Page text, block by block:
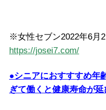
※女性セブン2022年6月
https://josei7.com/
●シニアにおすすすめ年
ぎて働くと健康寿命が